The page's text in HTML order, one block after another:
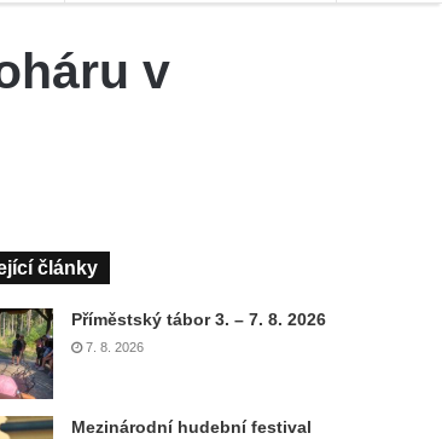
v
články
Příměstský tábor 3. – 7. 8. 2026
7. 8. 2026
Mezinárodní hudební festival